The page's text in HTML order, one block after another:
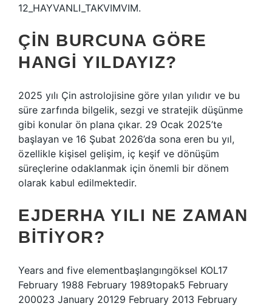
12_HAYVANLI_TAKVIMVIM.
ÇIN BURCUNA GÖRE
HANGI YILDAYIZ?
2025 yılı Çin astrolojisine göre yılan yılıdır ve bu
süre zarfında bilgelik, sezgi ve stratejik düşünme
gibi konular ön plana çıkar. 29 Ocak 2025’te
başlayan ve 16 Şubat 2026’da sona eren bu yıl,
özellikle kişisel gelişim, iç keşif ve dönüşüm
süreçlerine odaklanmak için önemli bir dönem
olarak kabul edilmektedir.
EJDERHA YILI NE ZAMAN
BITIYOR?
Years and five elementbaşlangıngöksel KOL17
February 1988 February 1989topak5 February
200023 January 20129 February 2013 February